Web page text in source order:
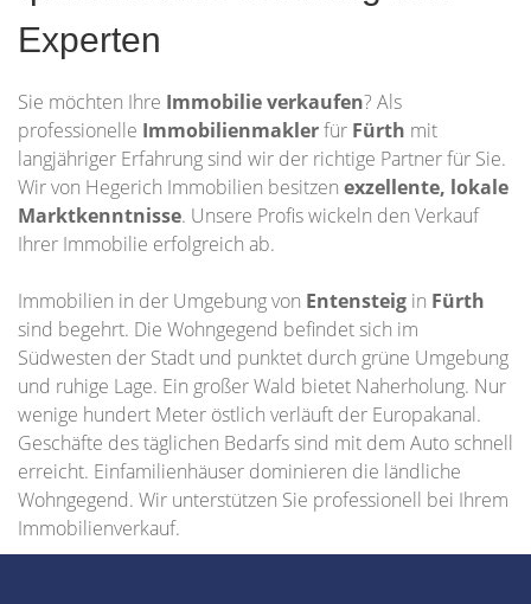
Experten
Sie möchten Ihre Immobilieverkaufen? Als
professionelle Immobilienmaklerfür Fürth mit
langjähriger Erfahrung sind wir der richtige Partner für Sie.
Wir von Hegerich Immobilien besitzen exzellente, lokale
Marktkenntnisse. Unsere Profis wickeln den Verkauf
Ihrer Immobilie erfolgreich ab.
Immobilien in der Umgebung von Entensteig in Fürth
sind begehrt. Die Wohngegend befindet sich im
Südwesten der Stadt und punktet durch grüne Umgebung
und ruhige Lage. Ein großer Wald bietet Naherholung. Nur
wenige hundert Meter östlich verläuft der Europakanal.
Geschäfte des täglichen Bedarfs sind mit dem Auto schnell
erreicht. Einfamilienhäuser dominieren die ländliche
Wohngegend. Wir unterstützen Sie professionell bei Ihrem
Immobilienverkauf.